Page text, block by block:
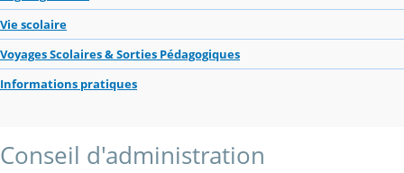
Vie scolaire
Voyages Scolaires & Sorties Pédagogiques
Informations pratiques
Conseil d'administration